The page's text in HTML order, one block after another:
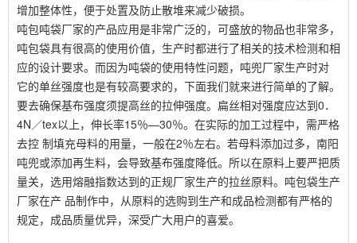
增加整体性，便于处置及防止散堆来减少破损。
吨包吨袋厂家的产品应用是非常广泛的，可盛放的物品也非常多，
吨包袋具有很高的使用价值，生产时都进行了相关的技术检测和相
应的设计要求。而因为吨袋的使用特性问题，吨兜厂家生产时对
它的单丝强度也是有较高要求的，下面我们就来进行简单的了解。
要去确保基布强度须提高丝的拉伸强度。扁丝相对强度应达到0．
4N／tex以上，伸长率15％—30％。在实际的加工过程中，需严格
去控 制填充母料的用量，一般在2％左右。若母料添加过多，南阳
吨兜或添加再生料，会导致基布强度降低。所以在原料上要严把质
量关，选用熔融指数达到的正规厂家生产的拉丝原料。吨包袋生产
厂家在产 品制作中，从原料的选购到生产和成品检测都有严格的
规定，成品质量优异，深受广大用户的喜爱。